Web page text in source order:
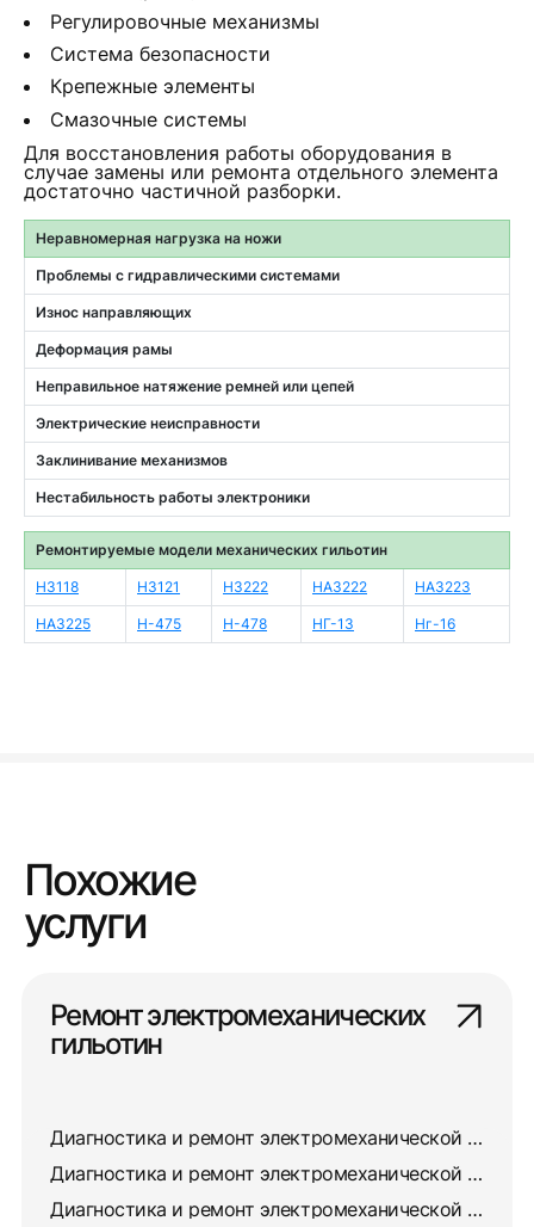
Регулировочные механизмы
Система безопасности
Крепежные элементы
Смазочные системы
Для восстановления работы оборудования в
случае замены или ремонта отдельного элемента
достаточно частичной разборки.
Неравномерная нагрузка на ножи
Проблемы с гидравлическими системами
Износ направляющих
Деформация рамы
Неправильное натяжение ремней или цепей
Электрические неисправности
Заклинивание механизмов
Нестабильность работы электроники
Ремонтируемые модели механических гильотин
Н3118 Н3121 Н3222 НА3222 НА3223
НА3225 Н-475 Н-478 НГ-13 Нг-16
Похожие
услуги
Ремонт электромеханических
гильотин
Диагностика и ремонт электромеханической гильотины НД3314Г
Диагностика и ремонт электромеханической гильотины НД3318Г
Диагностика и ремонт электромеханической гильотины НК3416